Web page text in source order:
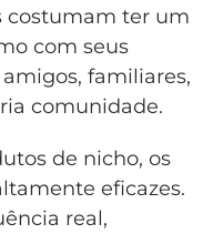
costumam ter um
com seus
familiares,
comunidade.
de nicho, os
eficazes.
real,